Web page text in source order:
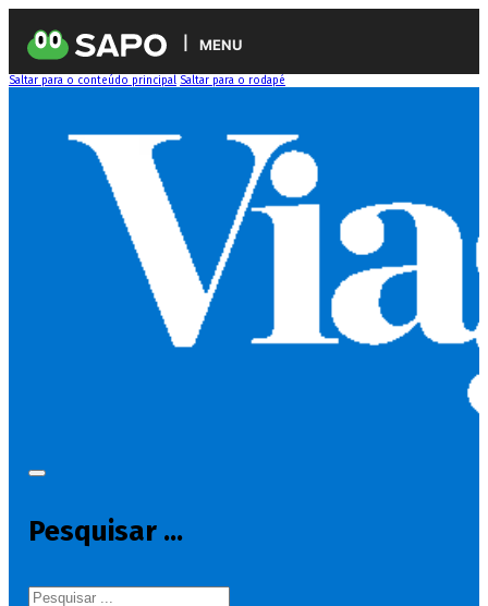
MENU
Saltar para o conteúdo principal Saltar para o rodapé
Pesquisar ...
Pesquisar